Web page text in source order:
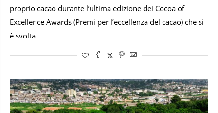
proprio cacao durante l’ultima edizione dei Cocoa of
Excellence Awards (Premi per l’eccellenza del cacao) che si
è svolta …